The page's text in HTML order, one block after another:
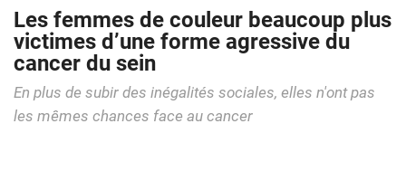
Les femmes de couleur beaucoup plus
victimes d’une forme agressive du
cancer du sein
En plus de subir des inégalités sociales, elles n'ont pas
les mêmes chances face au cancer